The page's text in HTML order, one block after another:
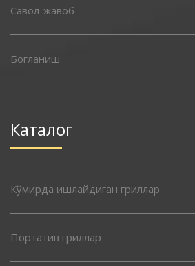
Савол-жавоб
Богланиш
Каталог
Кўмирда ишлайдиган гриллар
Портатив гриллар